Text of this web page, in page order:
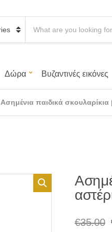
p
d
Δώρα Βυζαντινές εικόνες
Ασημένια παιδικά σκουλαρίκια
€35.00